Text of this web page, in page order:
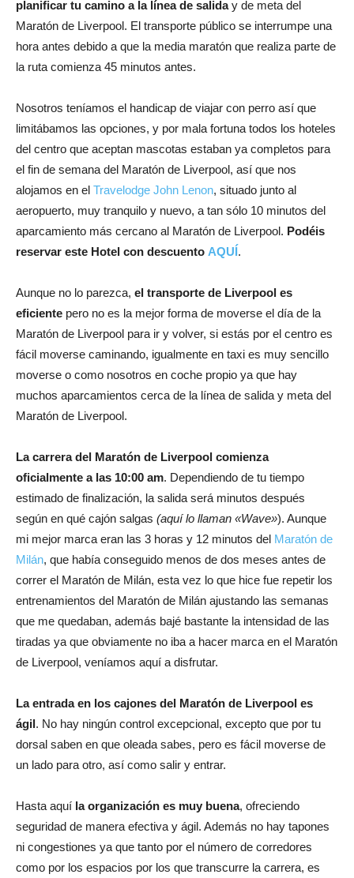
planificar tu camino a la línea de saliday de meta del
Maratón de Liverpool. El transporte público se interrumpe una
hora antes debido a que la media maratón que realiza parte de
la ruta comienza 45 minutos antes.
Nosotros teníamos el handicap de viajar con perro así que
limitábamos las opciones, y por mala fortuna todos los hoteles
del centro que aceptan mascotas estaban ya completos para
el fin de semana del Maratón de Liverpool, así que nos
alojamos en el Travelodge John Lenon, situado junto al
aeropuerto, muy tranquilo y nuevo, a tan sólo 10 minutos del
aparcamiento más cercano al Maratón de Liverpool. Podéis
reservar este Hotel con descuento AQUÍ.
Aunque no lo parezca, el transporte de Liverpool es
eficiente pero no es la mejor forma de moverse el día de la
Maratón de Liverpool para ir y volver, si estás por el centro es
fácil moverse caminando, igualmente en taxi es muy sencillo
moverse o como nosotros en coche propio ya que hay
muchos aparcamientos cerca de la línea de salida y meta del
Maratón de Liverpool.
La carrera del Maratón de Liverpool comienza
oficialmente a las 10:00 am. Dependiendo de tu tiempo
estimado de finalización, la salida será minutos después
según en qué cajón salgas (aquí lo llaman «Wave»). Aunque
mi mejor marca eran las 3 horas y 12 minutos del Maratón de
Milán, que había conseguido menos de dos meses antes de
correr el Maratón de Milán, esta vez lo que hice fue repetir los
entrenamientos del Maratón de Milán ajustando las semanas
que me quedaban, además bajé bastante la intensidad de las
tiradas ya que obviamente no iba a hacer marca en el Maratón
de Liverpool, veníamos aquí a disfrutar.
La entrada en los cajones del Maratón de Liverpool es
ágil. No hay ningún control excepcional, excepto que por tu
dorsal saben en que oleada sabes, pero es fácil moverse de
un lado para otro, así como salir y entrar.
Hasta aquí la organización es muy buena, ofreciendo
seguridad de manera efectiva y ágil. Además no hay tapones
ni congestiones ya que tanto por el número de corredores
como por los espacios por los que transcurre la carrera, es